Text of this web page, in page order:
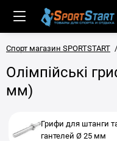
Спорт магазин SPORTSTART
Олімпійські
мм)
Грифи для штанги
гантелей Ø 25 мм